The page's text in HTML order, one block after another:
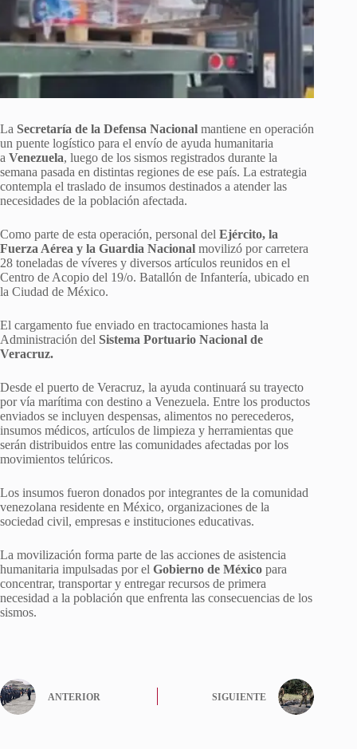
La Secretaría de la Defensa Nacional mantiene en operación
un puente logístico para el envío de ayuda humanitaria
a Venezuela, luego de los sismos registrados durante la
semana pasada en distintas regiones de ese país. La estrategia
contempla el traslado de insumos destinados a atender las
necesidades de la población afectada.
Como parte de esta operación, personal del Ejército, la
Fuerza Aérea y la Guardia Nacional movilizó por carretera
28 toneladas de víveres y diversos artículos reunidos en el
Centro de Acopio del 19/o. Batallón de Infantería, ubicado en
la Ciudad de México.
El cargamento fue enviado en tractocamiones hasta la
Administración del Sistema Portuario Nacional de
Veracruz.
Desde el puerto de Veracruz, la ayuda continuará su trayecto
por vía marítima con destino a Venezuela. Entre los productos
enviados se incluyen despensas, alimentos no perecederos,
insumos médicos, artículos de limpieza y herramientas que
serán distribuidos entre las comunidades afectadas por los
movimientos telúricos.
Los insumos fueron donados por integrantes de la comunidad
venezolana residente en México, organizaciones de la
sociedad civil, empresas e instituciones educativas.
La movilización forma parte de las acciones de asistencia
humanitaria impulsadas por el Gobierno de México para
concentrar, transportar y entregar recursos de primera
necesidad a la población que enfrenta las consecuencias de los
sismos.
ANTERIOR SIGUIENTE